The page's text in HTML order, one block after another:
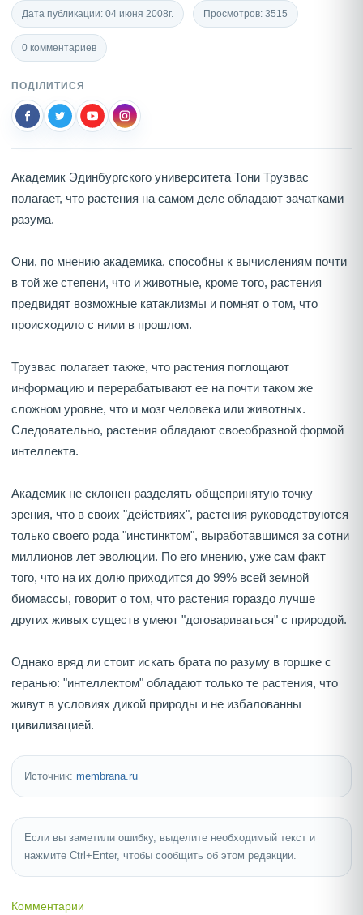
Дата публикации: 04 июня 2008г. Просмотров: 3515
0 комментариев
ПОДІЛИТИСЯ
Академик Эдинбургского университета Тони Труэвас
полагает, что растения на самом деле обладают зачатками
разума.
Они, по мнению академика, способны к вычислениям почти
в той же степени, что и животные, кроме того, растения
предвидят возможные катаклизмы и помнят о том, что
происходило с ними в прошлом.
Труэвас полагает также, что растения поглощают
информацию и перерабатывают ее на почти таком же
сложном уровне, что и мозг человека или животных.
Следовательно, растения обладают своеобразной формой
интеллекта.
Академик не склонен разделять общепринятую точку
зрения, что в своих "действиях", растения руководствуются
только своего рода "инстинктом", выработавшимся за сотни
миллионов лет эволюции. По его мнению, уже сам факт
того, что на их долю приходится до 99% всей земной
биомассы, говорит о том, что растения гораздо лучше
других живых существ умеют "договариваться" с природой.
Однако вряд ли стоит искать брата по разуму в горшке с
геранью: "интеллектом" обладают только те растения, что
живут в условиях дикой природы и не избалованны
цивилизацией.
Источник: membrana.ru
Если вы заметили ошибку, выделите необходимый текст и
нажмите Ctrl+Enter, чтобы сообщить об этом редакции.
Комментарии